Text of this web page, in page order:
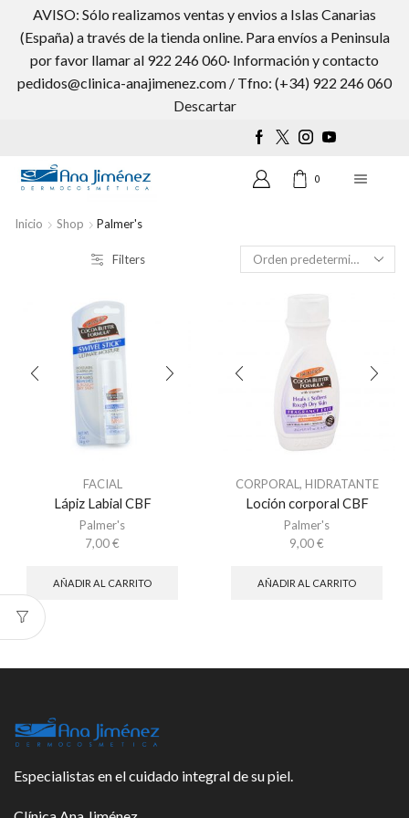
AVISO: Sólo realizamos ventas y envios a Islas Canarias
(España) a través de la tienda online. Para envíos a Peninsula
por favor llamar al 922 246 060· Información y contacto
pedidos@clinica-anajimenez.com / Tfno: (+34) 922 246 060
Descartar
Wishlist 0
0
Inicio Shop Palmer's
Filters
FACIAL
Lápiz Labial CBF
Palmer's
7,00€
AÑADIR AL CARRITO
CORPORAL , HIDRATANTE
Loción corporal CBF
Palmer's
9,00€
AÑADIR AL CARRITO
Especialistas en el cuidado integral de su piel.